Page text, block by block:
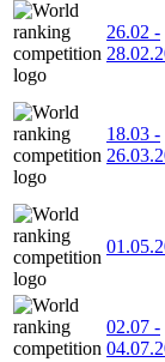
26.02 -
18.03 -
02.07 -